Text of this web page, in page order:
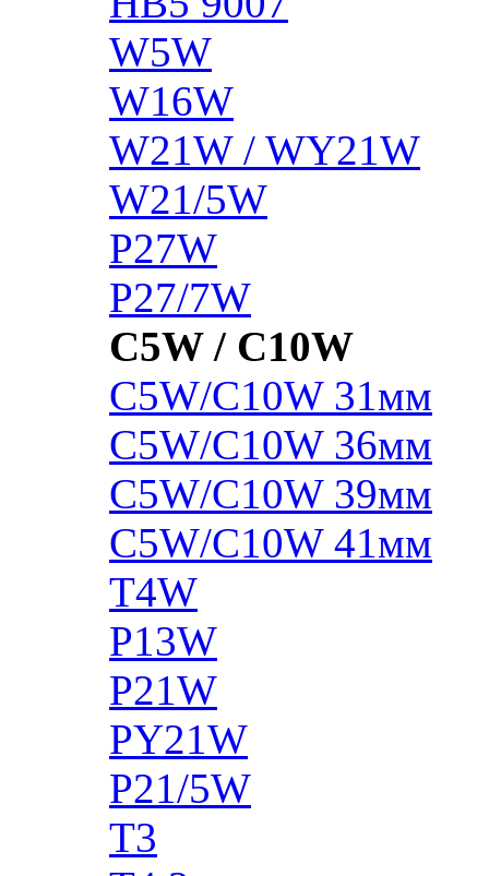
W5W
W16W
W21W / WY21W
W21/5W
P27W
P27/7W
C5W / C10W
C5W/C10W 31мм
C5W/C10W 36мм
C5W/C10W 39мм
C5W/C10W 41мм
T4W
P13W
P21W
PY21W
P21/5W
T3